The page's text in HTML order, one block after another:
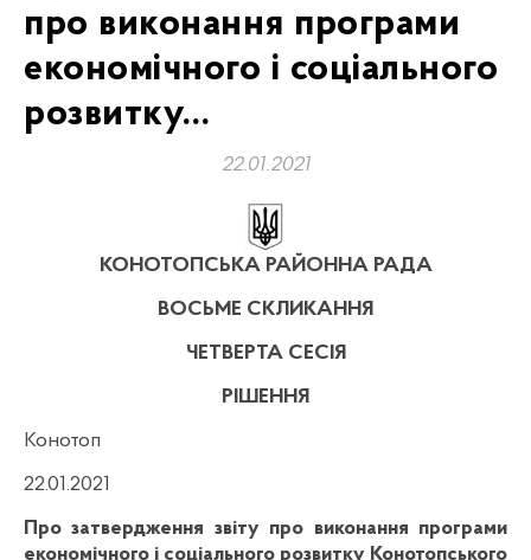
про виконання програми
економічного і соціального
розвитку…
22.01.2021
КОНОТОПСЬКА РАЙОННА РАДА
ВОСЬМЕ СКЛИКАННЯ
ЧЕТВЕРТА СЕСІЯ
РІШЕННЯ
Конотоп
22.01.2021
Про затвердження звіту про виконання програми
економічного і соціального розвитку Конотопського